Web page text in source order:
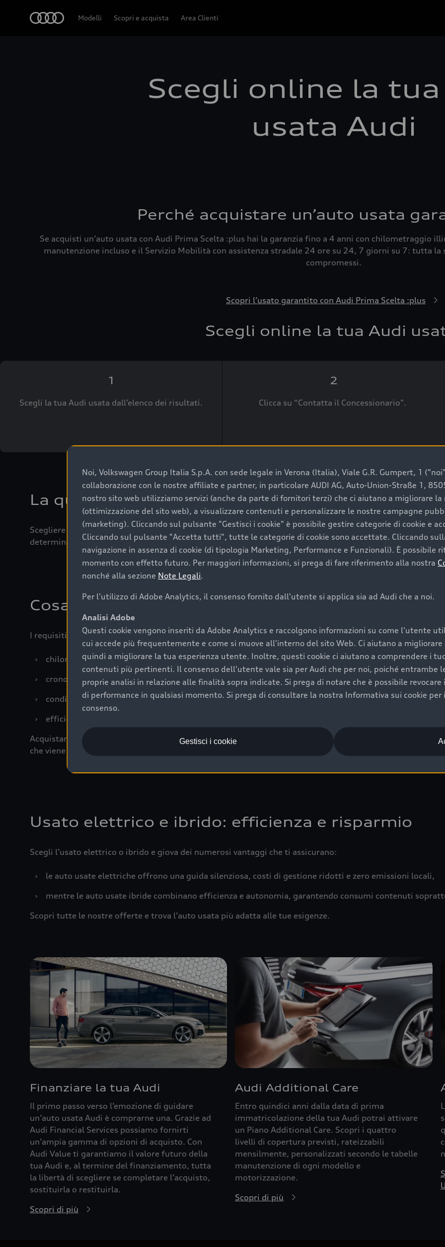
Modelli Scopri e acquista Area Clienti
Scegli online la
usata Audi
Perché acquistare un’auto usata
Se acquisti un’auto usata con Audi Prima Scelta :plus hai la garanzia fino a 4 anni con chilometraggio
manutenzione incluso e il Servizio Mobilità con assistenza stradale 24 ore su 24, 7 giorni su 7: tutta la
compromessi.
Scopri l’usato garantito con Audi Prima Scelta :plus
Scegli online la tua Audi
1
Scegli la tua Audi usata dall’elenco dei risultati.
2
Clicca su “Contatta il Concessionario".
La qualità di acquistare un’auto usata Audi
Scegliere un’auto usata è una decisione che coniuga convenienza, affidabilità e sostenibilità. Per fare un
determinanti come la garanzia inclusa e l’affidabilità del marchio. Audi offre l’auto usata perfetta tramite
Cosa sapere prima di acquistare la tua prossima
I requisiti fondamentali da considerare prima di acquistare un’auto usata, oltre al prezzo e all'aspetto,
›
chilometraggio: un valore contenuto corrisponde a uno stato migliore del veicolo e a una maggiore
›
cronologia dei tagliandi: una documentazione completa della vettura certifica una manutenzione
›
condizioni della carrozzeria e degli interni: una buona conservazione evidenzia cura e attenzione del
›
efficienza meccanica: motore, trasmissione e componenti principali in ottimo stato garantiscono
Acquistare un’auto usata in una Concessionaria ufficiale Audi che offre l’usato garantito tramite Audi
che viene sottoposto a 110 controlli approfonditi e coperto da garanzia fino a 4 anni per una maggiore
Usato elettrico e ibrido: efficienza e risparmio
Scegli l’usato elettrico o ibrido e giova dei numerosi vantaggi che ti assicurano:
›
le auto usate elettriche offrono una guida silenziosa, costi di gestione ridotti e zero emissioni locali,
›
mentre le auto usate ibride combinano efficienza e autonomia, garantendo consumi contenuti
Scopri tutte le nostre offerte e trova l’auto usata più adatta alle tue esigenze.
Finanziare la tua Audi
Il primo passo verso l’emozione di guidare
un’auto usata Audi è comprarne una. Grazie ad
Audi Financial Services possiamo fornirti
un’ampia gamma di opzioni di acquisto. Con
Audi Value ti garantiamo il valore futuro della
tua Audi e, al termine del finanziamento, tutta
la libertà di scegliere se completare l’acquisto,
sostituirla o restituirla.
Scopri di più
Audi Additional Care
Entro quindici anni dalla data di prima
immatricolazione della tua Audi potrai attivare
un Piano Additional Care. Scopri i quattro
livelli di copertura previsti, rateizzabili
mensilmente, personalizzati secondo le tabelle
manutenzione di ogni modello e
motorizzazione.
Scopri di più
Noi, Volkswagen Group Italia S.p.A. con sede legale in Verona (Italia), Viale G.R. Gumpert, 1
collaborazione con le nostre affiliate e partner, in particolare AUDI AG, Auto-Union-Straße 1,
nostro sito web utilizziamo servizi (anche da parte di fornitori terzi) che ci aiutano a migliorare la
(ottimizzazione del sito web), a visualizzare contenuti e personalizzare le nostre campagne
(marketing). Cliccando sul pulsante "Gestisci i cookie" è possibile gestire categorie di cookie e
Cliccando sul pulsante "Accetta tutti", tutte le categorie di cookie sono accettate. Cliccando
navigazione in assenza di cookie (di tipologia Marketing, Performance e Funzionali). È possibile
momento con effetto futuro. Per maggiori informazioni, si prega di fare riferimento alla nostra
nonché alla sezione Note Legali.
Per l'utilizzo di Adobe Analytics, il consenso fornito dall'utente si applica sia ad Audi che a noi.
Analisi Adobe
Questi cookie vengono inseriti da Adobe Analytics e raccolgono informazioni su come l'utente
cui accede più frequentemente e come si muove all'interno del sito Web. Ci aiutano a
quindi a migliorare la tua esperienza utente. Inoltre, questi cookie ci aiutano a comprendere i
contenuti più pertinenti. Il consenso dell'utente vale sia per Audi che per noi, poiché entrambe
proprie analisi in relazione alle finalità sopra indicate. Si prega di notare che è possibile
di performance in qualsiasi momento. Si prega di consultare la nostra Informativa sui cookie per
consenso.
Gestisci i cookie